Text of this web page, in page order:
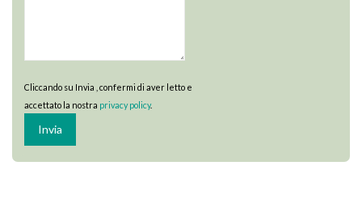
Cliccando su Invia , confermi di aver letto e
accettato la nostra privacy policy.